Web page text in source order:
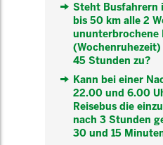
Steht Busfahrern
bis 50 km alle 2
ununterbrochene
45 Stunden zu?
Kann bei einer
22.00 und 6.00
Reisebus die
nach 3 Stunden
30 und 15